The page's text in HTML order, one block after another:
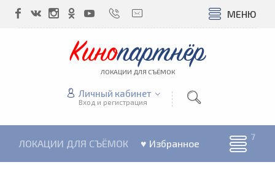
МЕНЮ
Кинопартнёр
ЛОКАЦИИ ДЛЯ СЪЁМОК
Личный кабинет
Вход и регистрация
ЛОКАЦИИ ДЛЯ СЪЁМОК ♥ Избранное